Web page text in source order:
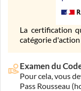
La certification
catégorie
Examen du
Pour cela, vous
Pass Rousseau